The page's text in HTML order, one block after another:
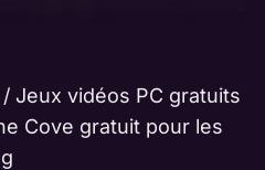
/ Jeux vidéos PC gratuits
Cove gratuit pour les